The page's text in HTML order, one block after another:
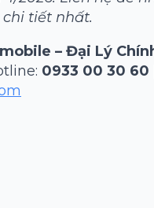
tiết nhất.
– Đại Lý
0933 00 30 60